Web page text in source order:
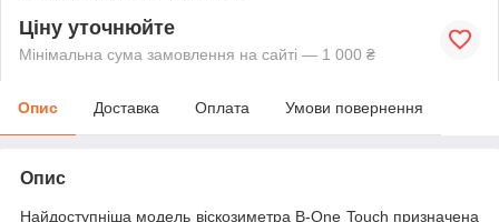
Ціну уточнюйте
Мінімальна сума замовлення на сайті — 1 000 ₴
Опис Доставка Оплата Умови повернення
Опис
Найдоступніша модель віскозиметра B-One Touch призначена